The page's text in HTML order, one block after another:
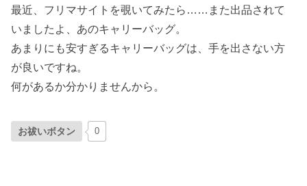
最近、フリマサイトを覗いてみたら……また出品されて
いましたよ、あのキャリーバッグ。
あまりにも安すぎるキャリーバッグは、手を出さない方
が良いですね。
何があるか分かりませんから。
お祓いボタン 0